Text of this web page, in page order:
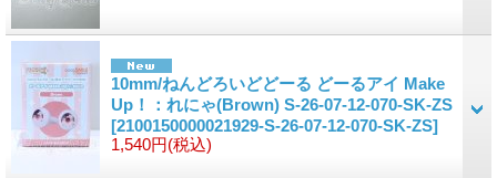
10mm/ねんどろいどどーる どーるアイ Make
Up！：れにゃ(Brown) S-26-07-12-070-SK-ZS
[2100150000021929-S-26-07-12-070-SK-ZS]
1,540円(税込)